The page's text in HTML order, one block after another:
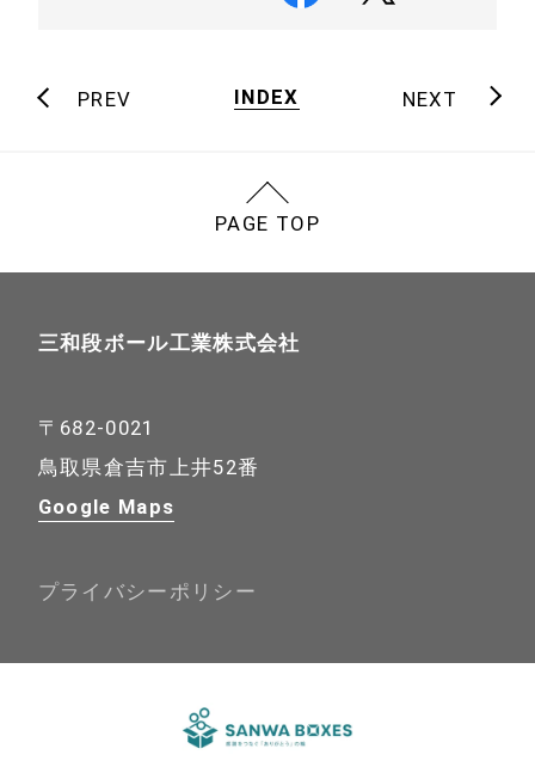
会社案内
お問い合わせ
PREV INDEX NEXT
PAGE TOP
三和段ボール工業株式会社
〒682-0021
鳥取県倉吉市上井52番
Google Maps
プライバシーポリシー